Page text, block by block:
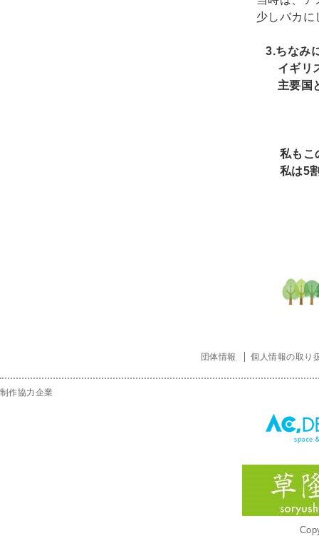
少しバカに
3.ちなみ
イギリ
主要国と
私もこの
私は5割
団体情報 個人情報の取り
制作協力企業